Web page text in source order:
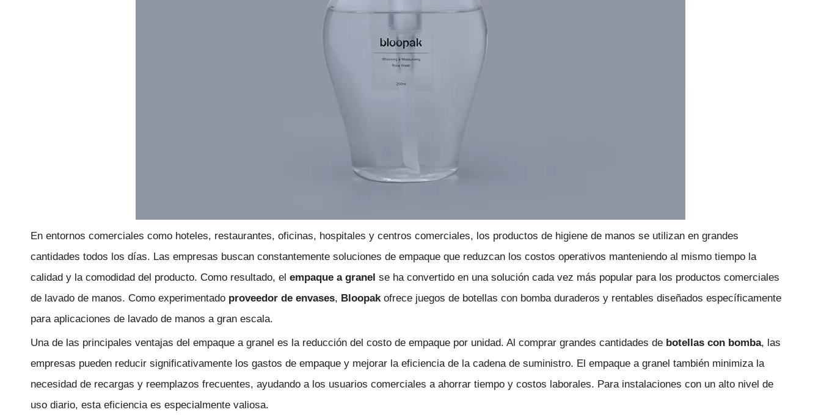
En entornos comerciales como hoteles, restaurantes, oficinas, hospitales y centros comerciales, los productos de higiene de manos se utilizan en grandes
cantidades todos los días. Las empresas buscan constantemente soluciones de empaque que reduzcan los costos operativos manteniendo al mismo tiempo la
calidad y la comodidad del producto. Como resultado, el empaque a granel se ha convertido en una solución cada vez más popular para los productos comerciales
de lavado de manos. Como experimentado proveedor de envases, Bloopak ofrece juegos de botellas con bomba duraderos y rentables diseñados específicamente
para aplicaciones de lavado de manos a gran escala.
Una de las principales ventajas del empaque a granel es la reducción del costo de empaque por unidad. Al comprar grandes cantidades de botellas con bomba, las
empresas pueden reducir significativamente los gastos de empaque y mejorar la eficiencia de la cadena de suministro. El empaque a granel también minimiza la
necesidad de recargas y reemplazos frecuentes, ayudando a los usuarios comerciales a ahorrar tiempo y costos laborales. Para instalaciones con un alto nivel de
uso diario, esta eficiencia es especialmente valiosa.